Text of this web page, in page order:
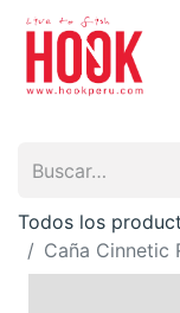
Todos los
Caña Cinnetic